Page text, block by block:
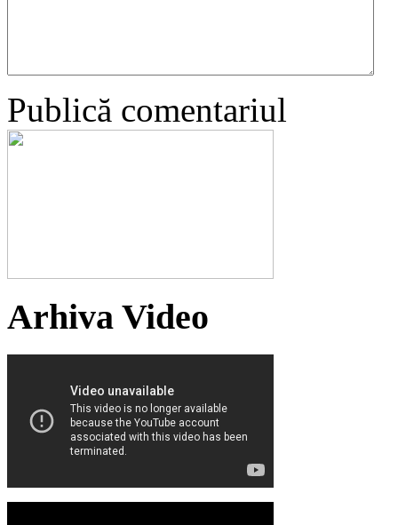
Publică comentariul
Arhiva Video